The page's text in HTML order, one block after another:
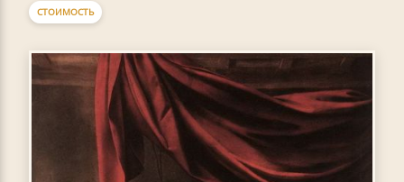
СТОИМОСТЬ